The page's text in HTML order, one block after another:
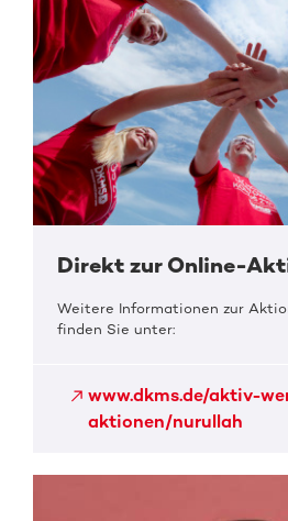
Direkt zur Online-
Weitere Informationen zur
finden Sie unter:
www.dkms.de/aktiv-
aktionen/nurullah